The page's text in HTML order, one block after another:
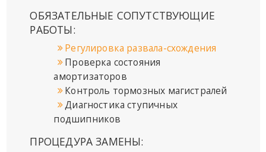
ОБЯЗАТЕЛЬНЫЕ СОПУТСТВУЮЩИЕ
РАБОТЫ:
Регулировка развала-схождения
Проверка состояния
амортизаторов
Контроль тормозных магистралей
Диагностика ступичных
подшипников
ПРОЦЕДУРА ЗАМЕНЫ: